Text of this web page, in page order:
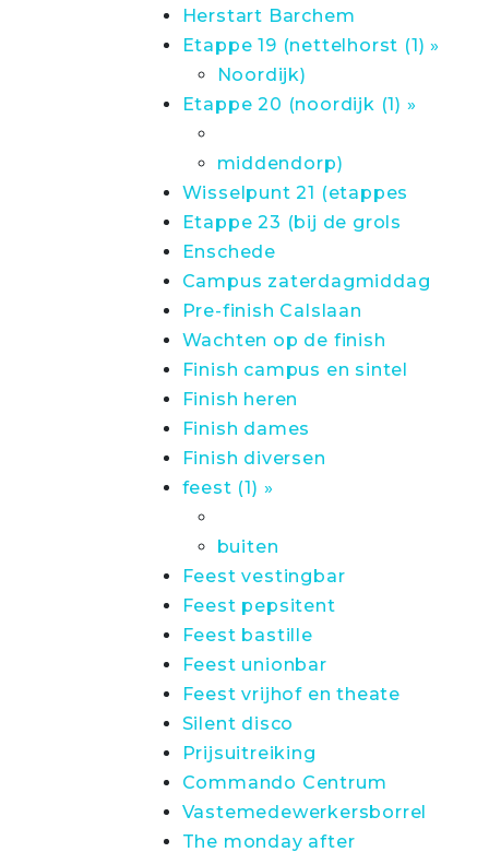
Herstart Barchem
Etappe 19 (nettelhorst (1) »
Noordijk)
Etappe 20 (noordijk (1) »
middendorp)
Wisselpunt 21 (etappes
Etappe 23 (bij de grols
Enschede
Campus zaterdagmiddag
Pre-finish Calslaan
Wachten op de finish
Finish campus en sintel
Finish heren
Finish dames
Finish diversen
feest (1) »
buiten
Feest vestingbar
Feest pepsitent
Feest bastille
Feest unionbar
Feest vrijhof en theate
Silent disco
Prijsuitreiking
Commando Centrum
Vastemedewerkersborrel
The monday after